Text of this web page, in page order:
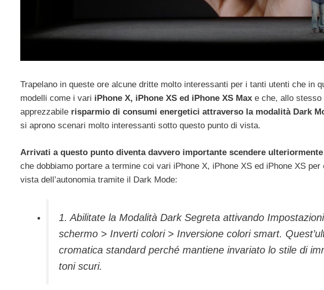
Trapelano in queste ore alcune dritte molto interessanti per i tanti utenti che in
modelli come i vari iPhone X, iPhone XS ed iPhone XS Max e che, allo stesso
apprezzabile risparmio di consumi energetici attraverso la modalità Dark
si aprono scenari molto interessanti sotto questo punto di vista.
Arrivati a questo punto diventa davvero importante scendere
che dobbiamo portare a termine coi vari iPhone X, iPhone XS ed iPhone XS
vista dell’autonomia tramite il Dark Mode:
1. Abilitate la Modalità Dark Segreta attivando
schermo > Inverti colori > Inversione colori smart.
cromatica standard perché mantiene invariato lo stile di
toni scuri.